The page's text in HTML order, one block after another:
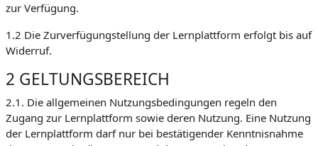
zur Verfügung.
1.2 Die Zurverfügungstellung der Lernplattform erfolgt bis auf
Widerruf.
2 GELTUNGSBEREICH
2.1. Die allgemeinen Nutzungsbedingungen regeln den
Zugang zur Lernplattform sowie deren Nutzung. Eine Nutzung
der Lernplattform darf nur bei bestätigender Kenntnisnahme